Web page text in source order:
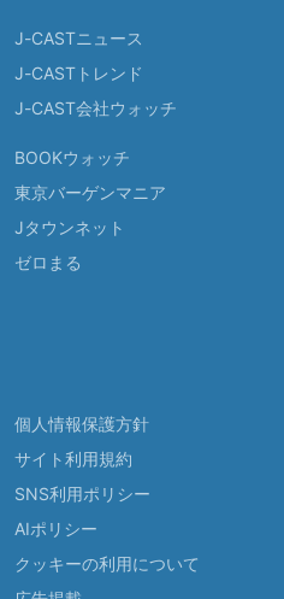
J-CASTニュース
J-CASTトレンド
J-CAST会社ウォッチ
BOOKウォッチ
東京バーゲンマニア
Jタウンネット
ゼロまる
個人情報保護方針
サイト利用規約
SNS利用ポリシー
AIポリシー
クッキーの利用について